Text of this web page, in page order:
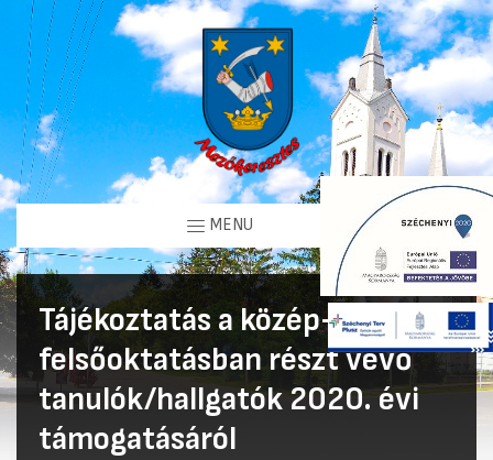
MENU
Tájékoztatás a közép- és
felsőoktatásban részt vevő
tanulók/hallgatók 2020. évi
támogatásáról